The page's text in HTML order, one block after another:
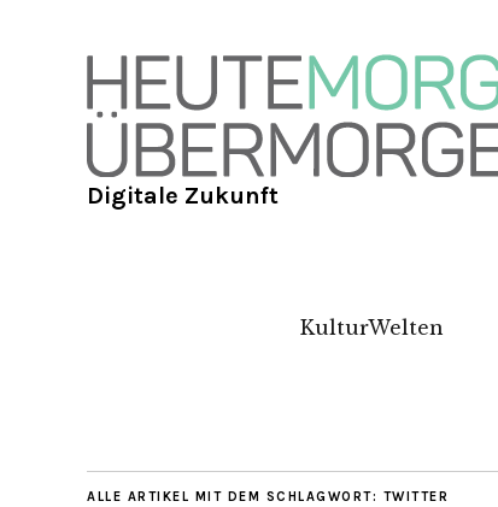
Digitale Zukunft
KulturWelten
ALLE ARTIKEL MIT DEM SCHLAGWORT: TWITTER